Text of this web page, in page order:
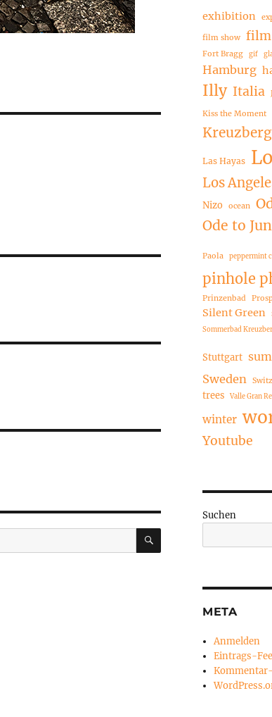
SUCHEN
exhibition
film show
Fort Bragg gif
Hamburg
Illy Italia
Kiss the Moment
Kreuzberg
Las Hayas
Los
Nizo ocean
Ode to
Paola peppermint
pinhole
Prinzenbad
Silent Green
Sommerbad
Stuttgart
Sweden
trees Valle Gran
winter
Youtube
Suchen
META
Anmelden
Eintrags-